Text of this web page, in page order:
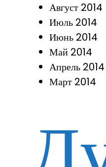
Август 2014
Июль 2014
Июнь 2014
Май 2014
Апрель 2014
Март 2014